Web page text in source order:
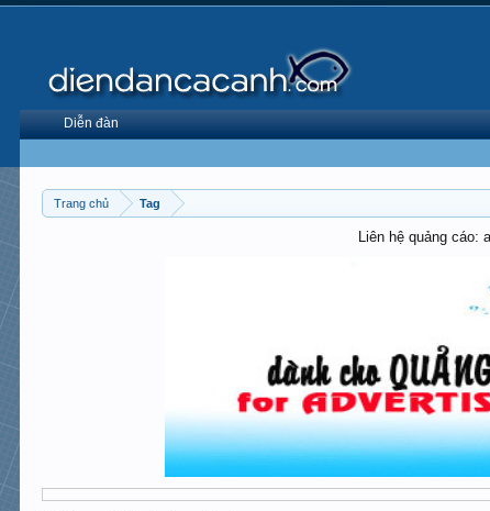
Trang chủ Tag
Liên hệ quảng cáo:
Diễn đàn